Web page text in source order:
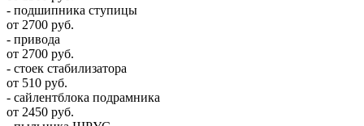
- подшипника ступицы
от 2700 руб.
- привода
от 2700 руб.
- стоек стабилизатора
от 510 руб.
- сайлентблока подрамника
от 2450 руб.